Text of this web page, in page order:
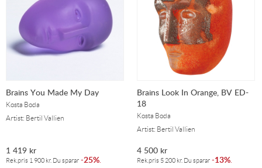
Brains You Made My Day
Kosta Boda
Artist: Bertil Vallien
1 419 kr
Rek.pris 1 900 kr. Du sparar -25%
Brains Look In Orange, BV ED-
18
Kosta Boda
Artist: Bertil Vallien
4 500 kr
Rek.pris 5 200 kr. Du sparar -13%